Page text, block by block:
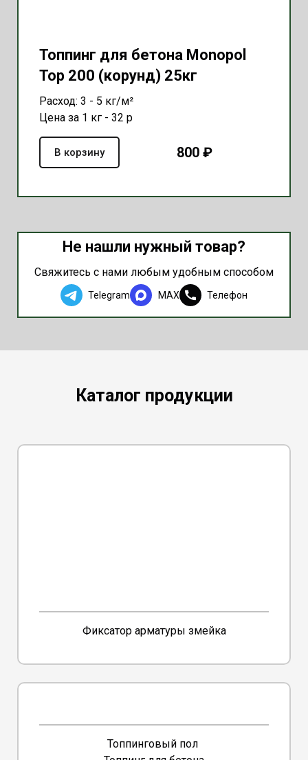
Топпинг для бетона Monopol
Top 200 (корунд) 25кг
Расход: 3 - 5 кг/м²
Цена за 1 кг - 32 р
В корзину 800 ₽
Не нашли нужный товар?
Свяжитесь с нами любым удобным способом
Telegram MAX Телефон
Каталог продукции
Фиксатор арматуры змейка
Топпинговый пол